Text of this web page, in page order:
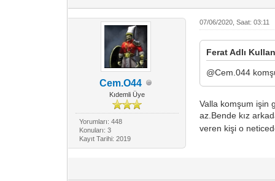
Cem.O44
Kıdemli Üye
Yorumları: 448
Konuları: 3
Kayıt Tarihi: 2019
07/06/2020, Saat: 03:11
Ferat Adlı
@Cem.044
Valla komşum işin
az.Bende kız
veren kişi o